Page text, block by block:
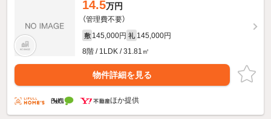
14.5万円
（管理費不要）
敷 145,000円 礼 145,000円
8階 / 1LDK / 31.81㎡
物件詳細を見る
ほか提供